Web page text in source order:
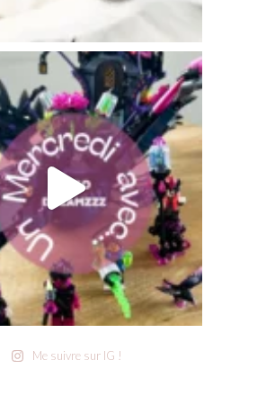
Me suivre sur IG !